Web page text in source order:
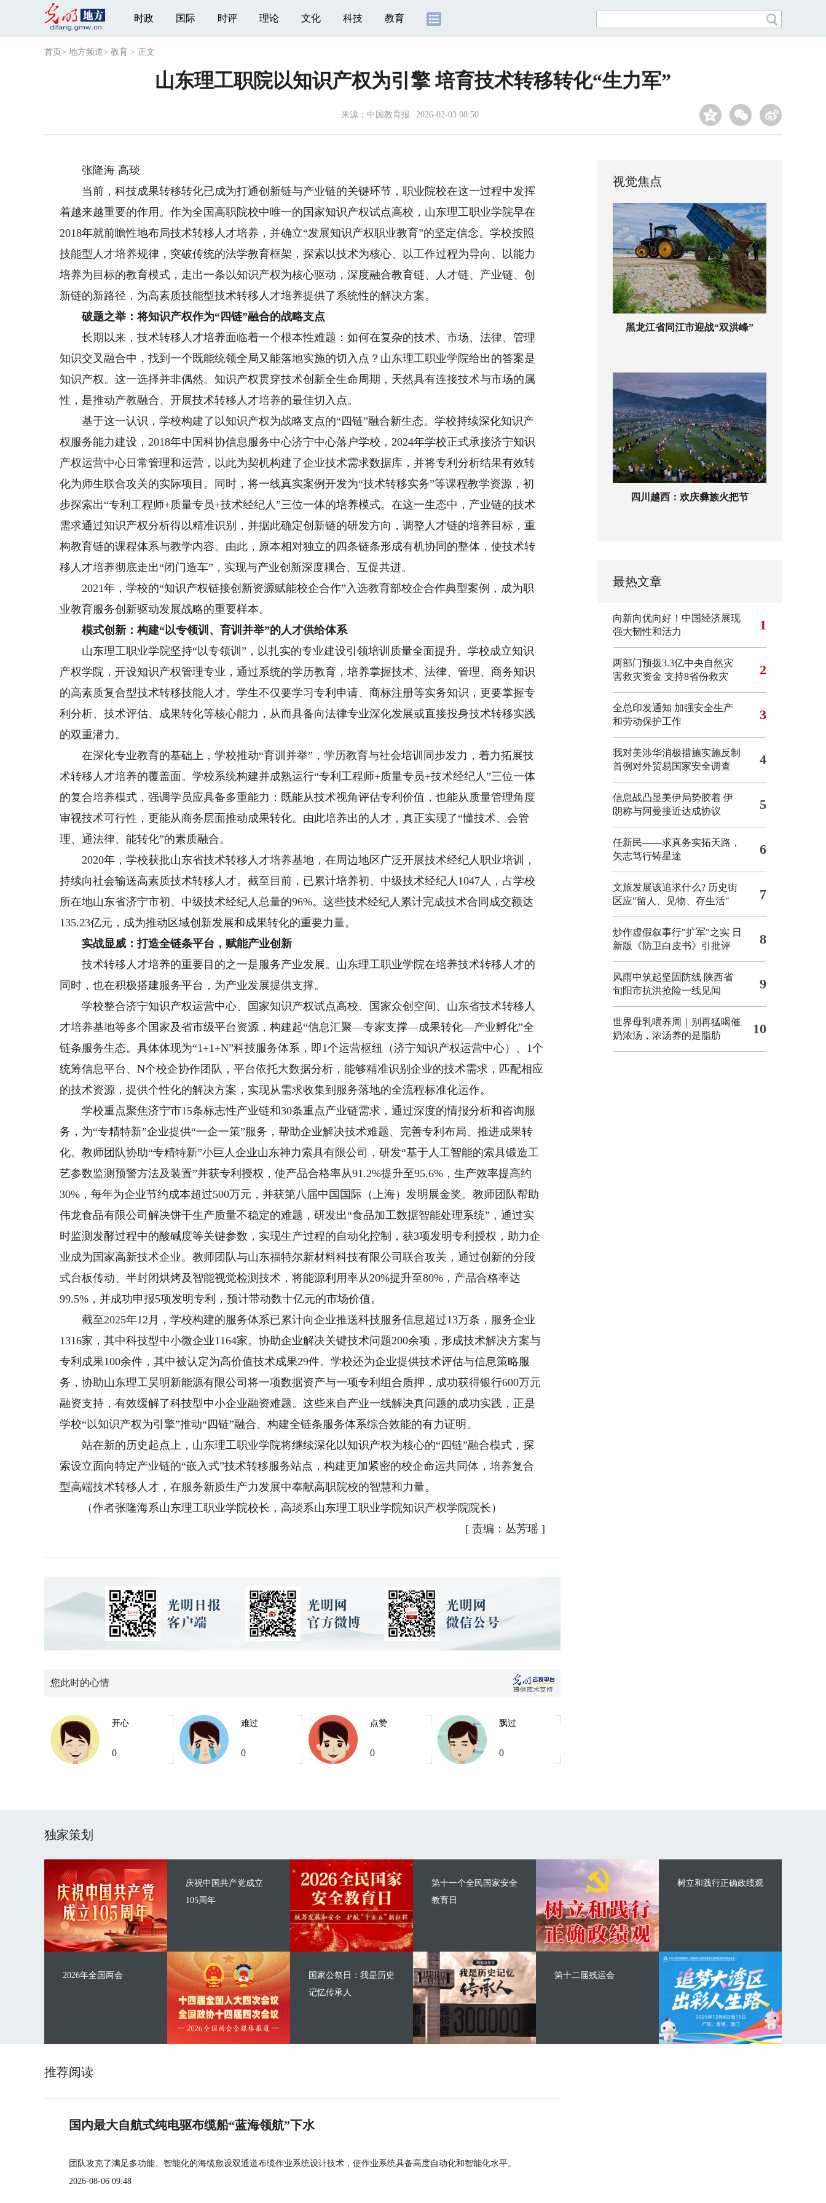
时政 国际 时评 理论 文化 科技 教育
首页 > 地方频道> 教育 > 正文
山东理工职院以知识产权为引擎 培育技术转移转化“生力军”
来源： 中国教育报 2026-02-03 08:50
张隆海 高琰
当前，科技成果转移转化已成为打通创新链与产业链的关键环节，职业院校在这一过程中发挥
着越来越重要的作用。作为全国高职院校中唯一的国家知识产权试点高校，山东理工职业学院早在
2018年就前瞻性地布局技术转移人才培养，并确立“发展知识产权职业教育”的坚定信念。学校按照
技能型人才培养规律，突破传统的法学教育框架，探索以技术为核心、以工作过程为导向、以能力
培养为目标的教育模式，走出一条以知识产权为核心驱动，深度融合教育链、人才链、产业链、创
新链的新路径，为高素质技能型技术转移人才培养提供了系统性的解决方案。
破题之举：将知识产权作为“四链”融合的战略支点
长期以来，技术转移人才培养面临着一个根本性难题：如何在复杂的技术、市场、法律、管理
知识交叉融合中，找到一个既能统领全局又能落地实施的切入点？山东理工职业学院给出的答案是
知识产权。这一选择并非偶然。知识产权贯穿技术创新全生命周期，天然具有连接技术与市场的属
性，是推动产教融合、开展技术转移人才培养的最佳切入点。
基于这一认识，学校构建了以知识产权为战略支点的“四链”融合新生态。学校持续深化知识产
权服务能力建设，2018年中国科协信息服务中心济宁中心落户学校，2024年学校正式承接济宁知识
产权运营中心日常管理和运营，以此为契机构建了企业技术需求数据库，并将专利分析结果有效转
化为师生联合攻关的实际项目。同时，将一线真实案例开发为“技术转移实务”等课程教学资源，初
步探索出“专利工程师+质量专员+技术经纪人”三位一体的培养模式。在这一生态中，产业链的技术
需求通过知识产权分析得以精准识别，并据此确定创新链的研发方向，调整人才链的培养目标，重
构教育链的课程体系与教学内容。由此，原本相对独立的四条链条形成有机协同的整体，使技术转
移人才培养彻底走出“闭门造车”，实现与产业创新深度耦合、互促共进。
2021年，学校的“知识产权链接创新资源赋能校企合作”入选教育部校企合作典型案例，成为职
业教育服务创新驱动发展战略的重要样本。
模式创新：构建“以专领训、育训并举”的人才供给体系
山东理工职业学院坚持“以专领训”，以扎实的专业建设引领培训质量全面提升。学校成立知识
产权学院，开设知识产权管理专业，通过系统的学历教育，培养掌握技术、法律、管理、商务知识
的高素质复合型技术转移技能人才。学生不仅要学习专利申请、商标注册等实务知识，更要掌握专
利分析、技术评估、成果转化等核心能力，从而具备向法律专业深化发展或直接投身技术转移实践
的双重潜力。
在深化专业教育的基础上，学校推动“育训并举”，学历教育与社会培训同步发力，着力拓展技
术转移人才培养的覆盖面。学校系统构建并成熟运行“专利工程师+质量专员+技术经纪人”三位一体
的复合培养模式，强调学员应具备多重能力：既能从技术视角评估专利价值，也能从质量管理角度
审视技术可行性，更能从商务层面推动成果转化。由此培养出的人才，真正实现了“懂技术、会管
理、通法律、能转化”的素质融合。
2020年，学校获批山东省技术转移人才培养基地，在周边地区广泛开展技术经纪人职业培训，
持续向社会输送高素质技术转移人才。截至目前，已累计培养初、中级技术经纪人1047人，占学校
所在地山东省济宁市初、中级技术经纪人总量的96%。这些技术经纪人累计完成技术合同成交额达
135.23亿元，成为推动区域创新发展和成果转化的重要力量。
实战显威：打造全链条平台，赋能产业创新
技术转移人才培养的重要目的之一是服务产业发展。山东理工职业学院在培养技术转移人才的
同时，也在积极搭建服务平台，为产业发展提供支撑。
学校整合济宁知识产权运营中心、国家知识产权试点高校、国家众创空间、山东省技术转移人
才培养基地等多个国家及省市级平台资源，构建起“信息汇聚—专家支撑—成果转化—产业孵化”全
链条服务生态。具体体现为“1+1+N”科技服务体系，即1个运营枢纽（济宁知识产权运营中心）、1个
统筹信息平台、N个校企协作团队，平台依托大数据分析，能够精准识别企业的技术需求，匹配相应
的技术资源，提供个性化的解决方案，实现从需求收集到服务落地的全流程标准化运作。
学校重点聚焦济宁市15条标志性产业链和30条重点产业链需求，通过深度的情报分析和咨询服
务，为“专精特新”企业提供“一企一策”服务，帮助企业解决技术难题、完善专利布局、推进成果转
化。教师团队协助“专精特新”小巨人企业山东神力索具有限公司，研发“基于人工智能的索具锻造工
艺参数监测预警方法及装置”并获专利授权，使产品合格率从91.2%提升至95.6%，生产效率提高约
30%，每年为企业节约成本超过500万元，并获第八届中国国际（上海）发明展金奖。教师团队帮助
伟龙食品有限公司解决饼干生产质量不稳定的难题，研发出“食品加工数据智能处理系统”，通过实
时监测发酵过程中的酸碱度等关键参数，实现生产过程的自动化控制，获3项发明专利授权，助力企
业成为国家高新技术企业。教师团队与山东福特尔新材料科技有限公司联合攻关，通过创新的分段
式台板传动、半封闭烘烤及智能视觉检测技术，将能源利用率从20%提升至80%，产品合格率达
99.5%，并成功申报5项发明专利，预计带动数十亿元的市场价值。
截至2025年12月，学校构建的服务体系已累计向企业推送科技服务信息超过13万条，服务企业
1316家，其中科技型中小微企业1164家。协助企业解决关键技术问题200余项，形成技术解决方案与
专利成果100余件，其中被认定为高价值技术成果29件。学校还为企业提供技术评估与信息策略服
务，协助山东理工昊明新能源有限公司将一项数据资产与一项专利组合质押，成功获得银行600万元
融资支持，有效缓解了科技型中小企业融资难题。这些来自产业一线解决真问题的成功实践，正是
学校“以知识产权为引擎”推动“四链”融合、构建全链条服务体系综合效能的有力证明。
站在新的历史起点上，山东理工职业学院将继续深化以知识产权为核心的“四链”融合模式，探
索设立面向特定产业链的“嵌入式”技术转移服务站点，构建更加紧密的校企命运共同体，培养复合
型高端技术转移人才，在服务新质生产力发展中奉献高职院校的智慧和力量。
（作者张隆海系山东理工职业学院校长，高琰系山东理工职业学院知识产权学院院长）
[ 责编：丛芳瑶 ]
您此时的心情
开心
0
难过
0
点赞
0
飘过
0
视觉焦点
黑龙江省同江市迎战“双洪峰”
四川越西：欢庆彝族火把节
最热文章
向新向优向好！中国经济展现
强大韧性和活力
1
两部门预拨3.3亿中央自然灾
害救灾资金 支持8省份救灾
2
全总印发通知 加强安全生产
和劳动保护工作
3
我对美涉华消极措施实施反制
首例对外贸易国家安全调查
4
信息战凸显美伊局势胶着 伊
朗称与阿曼接近达成协议
5
任新民——求真务实拓天路，
矢志笃行铸星途
6
文旅发展该追求什么? 历史街
区应"留人、见物、存生活"
7
炒作虚假叙事行"扩军"之实 日
新版《防卫白皮书》引批评
8
风雨中筑起坚固防线 陕西省
旬阳市抗洪抢险一线见闻
9
世界母乳喂养周｜别再猛喝催
奶浓汤，浓汤养的是脂肪
10
独家策划
庆祝中国共产党成立
105周年
2026年全国两会
第十一个全民国家安全
教育日
国家公祭日：我是历史
记忆传承人
树立和践行正确政绩观
第十二届残运会
推荐阅读
国内最大自航式纯电驱布缆船“蓝海领航”下水
团队攻克了满足多功能、智能化的海缆敷设双通道布缆作业系统设计技术，使作业系统具备高度自动化和智能化水平。
2026-08-06 09:48